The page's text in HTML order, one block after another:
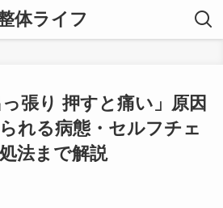
体ライフ
っ張り 押すと痛い」原因
れる病態・セルフチェ
法まで解説